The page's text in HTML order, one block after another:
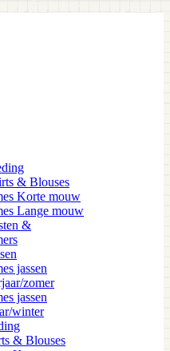
& Blouses
Korte mouw
Lange mouw
&
jassen
zomer
jassen
winter
& Blouses